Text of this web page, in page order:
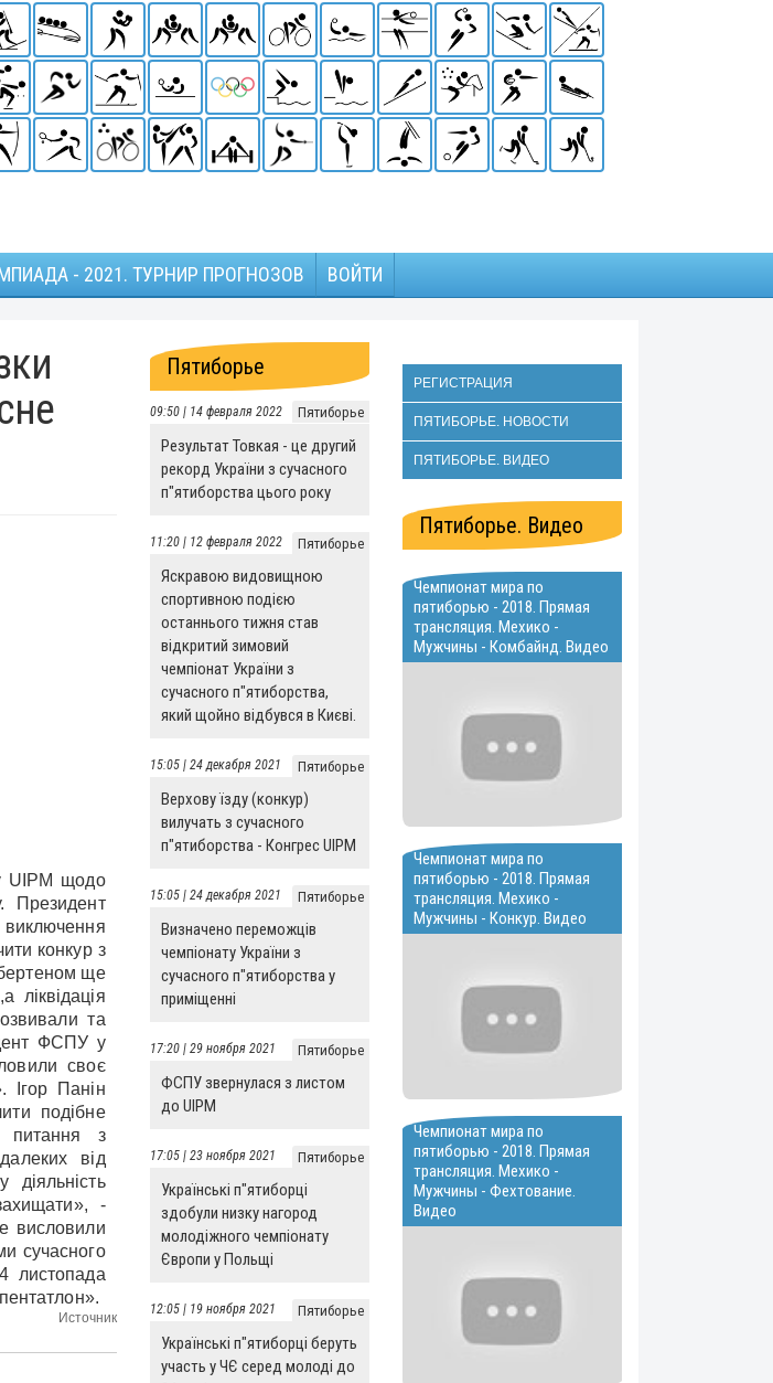
- 2021. ТУРНИР ПРОГНОЗОВ ВОЙТИ
UIPM щодо
Президент
конкур з
ще
та
ФСПУ у
своє
Ігор Панін
подібне
питання з
від
-
висловили
сучасного
листопада
Источник
Пятиборье
Пятиборье
09:50 | 14 февраля 2022
Результат Товкая - це другий
рекорд України з сучасного
п"ятиборства цього року
Пятиборье
11:20 | 12 февраля 2022
Яскравою видовищною
спортивною подією
останнього тижня став
відкритий зимовий
чемпіонат України з
сучасного п"ятиборства,
який щойно відбувся в Києві.
Пятиборье
15:05 | 24 декабря 2021
Верхову їзду (конкур)
вилучать з сучасного
п"ятиборства - Конгрес UIPM
Пятиборье
15:05 | 24 декабря 2021
Визначено переможців
чемпіонату України з
сучасного п"ятиборства у
приміщенні
Пятиборье
17:20 | 29 ноября 2021
ФСПУ звернулася з листом
до UIPM
Пятиборье
17:05 | 23 ноября 2021
Українські п"ятиборці
здобули низку нагород
молодіжного чемпіонату
Європи у Польщі
Пятиборье
12:05 | 19 ноября 2021
Українські п"ятиборці беруть
участь у ЧЄ серед молоді до
РЕГИСТРАЦИЯ
ПЯТИБОРЬЕ. НОВОСТИ
ПЯТИБОРЬЕ. ВИДЕО
Пятиборье. Видео
Чемпионат мира по
пятиборью - 2018. Прямая
трансляция. Мехико -
Мужчины - Комбайнд. Видео
Чемпионат мира по
пятиборью - 2018. Прямая
трансляция. Мехико -
Мужчины - Конкур. Видео
Чемпионат мира по
пятиборью - 2018. Прямая
трансляция. Мехико -
Мужчины - Фехтование.
Видео